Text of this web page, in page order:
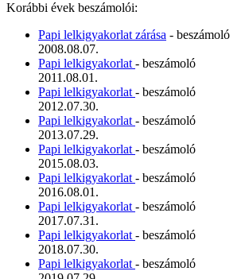
Korábbi évek beszámolói:
Papi lelkigyakorlat zárása - beszámoló
2008.08.07.
Papi lelkigyakorlat - beszámoló
2011.08.01.
Papi lelkigyakorlat - beszámoló
2012.07.30.
Papi lelkigyakorlat - beszámoló
2013.07.29.
Papi lelkigyakorlat - beszámoló
2015.08.03.
Papi lelkigyakorlat - beszámoló
2016.08.01.
Papi lelkigyakorlat - beszámoló
2017.07.31.
Papi lelkigyakorlat - beszámoló
2018.07.30.
Papi lelkigyakorlat - beszámoló